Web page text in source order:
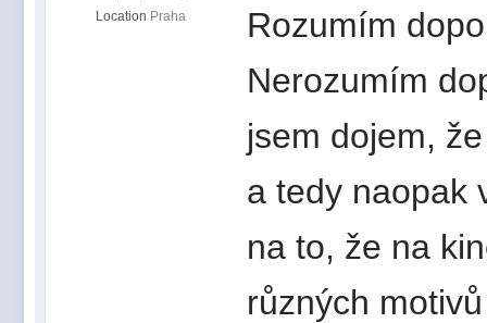
Location Praha
Rozumím
Nerozumím
jsem dojem,
a tedy naopak
na to, že na
různých